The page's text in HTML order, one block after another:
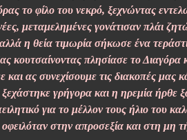
το φίλο του νεκρό, ξεχνώντας
μεταμελημένες γονάτισαν πλάι
η θεία τιμωρία σήκωσε ένα
κουτσαίνοντας πλησίασε το
ας συνεχίσουμε τις διακοπές μας
γρήγορα και η ηρεμία
για το μέλλον τους ήλιο του
στην απροσεξία και στη μη